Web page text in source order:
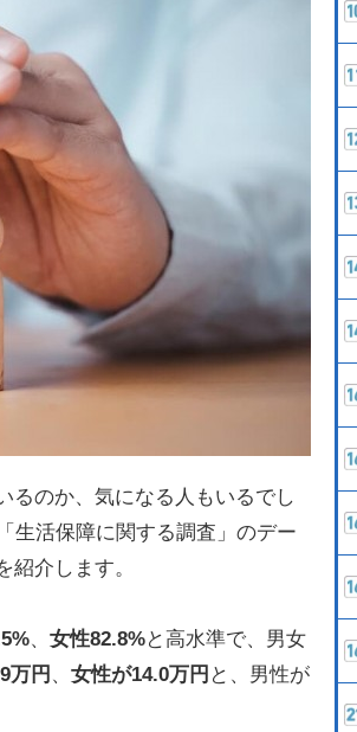
るのか、気になる人もいるでし
生活保障に関する調査」のデー
介します。
、 女性82.8%と高水準で、男女
万円 、 女性が14.0万円 と、男性が